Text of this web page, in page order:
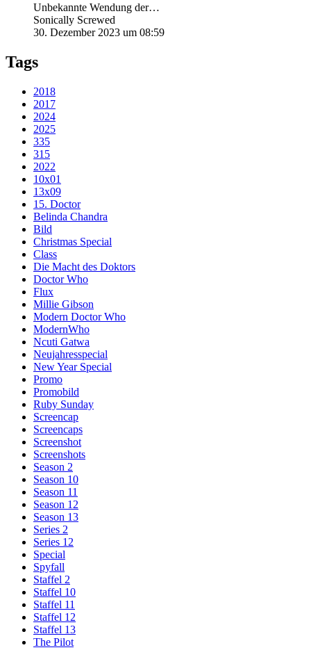
Unbekannte Wendung der…
Sonically Screwed
30. Dezember 2023 um 08:59
Tags
2018
2017
2024
2025
335
315
2022
10x01
13x09
15. Doctor
Belinda Chandra
Bild
Christmas Special
Class
Die Macht des Doktors
Doctor Who
Flux
Millie Gibson
Modern Doctor Who
ModernWho
Ncuti Gatwa
Neujahresspecial
New Year Special
Promo
Promobild
Ruby Sunday
Screencap
Screencaps
Screenshot
Screenshots
Season 2
Season 10
Season 11
Season 12
Season 13
Series 2
Series 12
Special
Spyfall
Staffel 2
Staffel 10
Staffel 11
Staffel 12
Staffel 13
The Pilot